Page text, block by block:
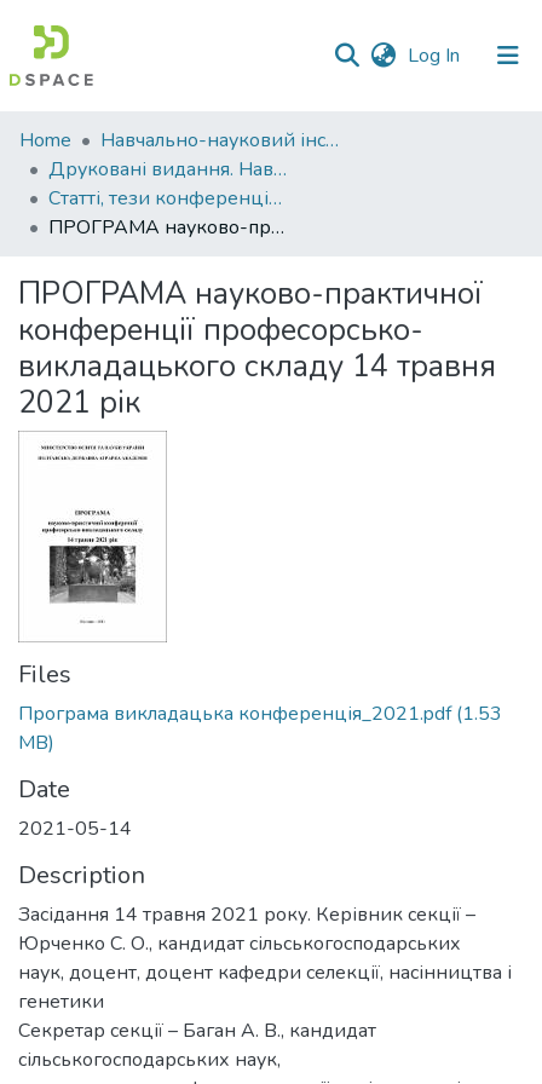
Log In (current)
Communities
&
Collections
Statistics
Home
Навчально-науковий інститут агротехнологій, селекції та екології
Друковані видання. Навчально-науковий інститут агротехнологій, селекції та екології
Статті, тези конференцій. Навчально-науковий інститут агротехнологій, селекції та екології
ПРОГРАМА науково-практичної конференції професорсько-викладацького складу 14 травня 2021 рік
ПРОГРАМА науково-практичної
конференції професорсько-
викладацького складу 14 травня
2021 рік
Files
Програма викладацька конференція_2021.pdf(1.53
MB)
Date
2021-05-14
Description
Засідання 14 травня 2021 року. Керівник секції –
Юрченко С. О., кандидат сільськогосподарських
наук, доцент, доцент кафедри селекції, насінництва і
генетики
Секретар секції – Баган А. В., кандидат
сільськогосподарських наук,